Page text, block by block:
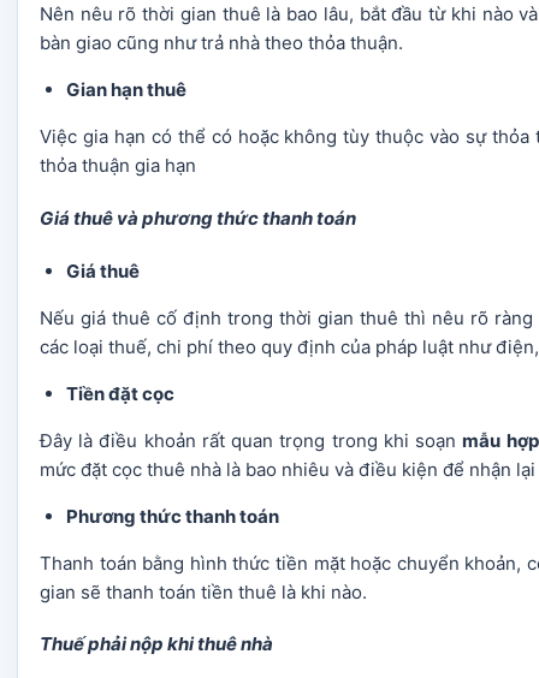
Nên nêu rõ thời gian thuê là bao lâu, bắt đầu từ khi nào
bàn giao cũng như trả nhà theo thỏa thuận.
Gian hạn thuê
Việc gia hạn có thể có hoặc không tùy thuộc vào sự
thỏa thuận gia hạn
Giá thuê và phương thức thanh toán
Giá thuê
Nếu giá thuê cố định trong thời gian thuê thì nêu rõ
các loại thuế, chi phí theo quy định của pháp luật như
Tiền đặt cọc
Đây là điều khoản rất quan trọng trong khi soạn mẫu
mức đặt cọc thuê nhà là bao nhiêu và điều kiện để nhận
Phương thức thanh toán
Thanh toán bằng hình thức tiền mặt hoặc chuyển khoản,
gian sẽ thanh toán tiền thuê là khi nào.
Thuế phải nộp khi thuê nhà